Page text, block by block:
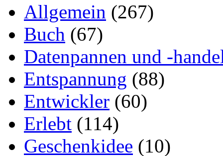
Allgemein (267)
Buch (67)
Datenpannen und -
Entspannung (88)
Entwickler (60)
Erlebt (114)
Geschenkidee (10)